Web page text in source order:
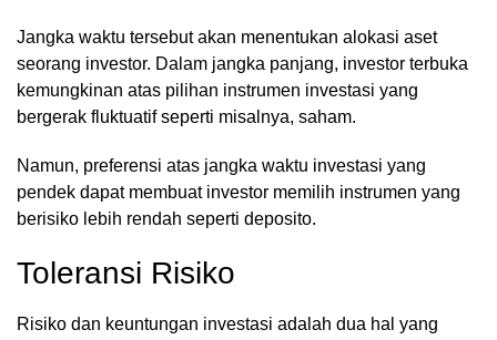
Jangka waktu tersebut akan menentukan alokasi aset
seorang investor. Dalam jangka panjang, investor terbuka
kemungkinan atas pilihan instrumen investasi yang
bergerak fluktuatif seperti misalnya, saham.
Namun, preferensi atas jangka waktu investasi yang
pendek dapat membuat investor memilih instrumen yang
berisiko lebih rendah seperti deposito.
Toleransi Risiko
Risiko dan keuntungan investasi adalah dua hal yang